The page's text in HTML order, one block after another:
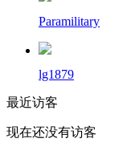
Paramilitary
lg1879
最近访客
现在还没有访客